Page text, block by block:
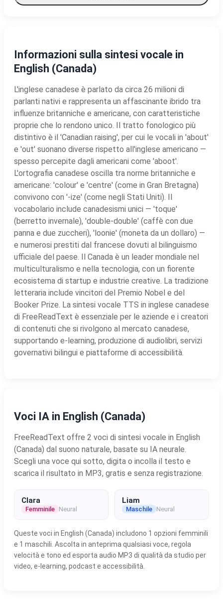
Informazioni sulla sintesi vocale in
English (Canada)
L'inglese canadese è parlato da circa 26 milioni di
parlanti nativi e rappresenta un affascinante ibrido tra
influenze britanniche e americane, con caratteristiche
proprie che lo rendono unico. Il tratto fonologico più
distintivo è il 'Canadian raising', per cui le vocali in 'about'
e 'out' suonano diverse rispetto all'inglese americano —
spesso percepite dagli americani come 'aboot'.
L'ortografia canadese oscilla tra norme britanniche e
americane: 'colour' e 'centre' (come in Gran Bretagna)
convivono con '-ize' (come negli Stati Uniti). Il
vocabolario include canadesismi unici — 'toque'
(berretto invernale), 'double-double' (caffè con due
panna e due zuccheri), 'loonie' (moneta da un dollaro) —
e numerosi prestiti dal francese dovuti al bilinguismo
ufficiale del paese. Il Canada è un leader mondiale nel
multiculturalismo e nella tecnologia, con un fiorente
ecosistema di startup e industrie creative. La tradizione
letteraria include vincitori del Premio Nobel e del
Booker Prize. La sintesi vocale TTS in inglese canadese
di FreeReadText è essenziale per le aziende e i creatori
di contenuti che si rivolgono al mercato canadese,
supportando e-learning, produzione di audiolibri, servizi
governativi bilingui e piattaforme di accessibilità.
Voci IA in English (Canada)
FreeReadText offre 2 voci di sintesi vocale in English
(Canada) dal suono naturale, basate su IA neurale.
Scegli una voce qui sotto, digita o incolla il testo e
scarica il risultato in MP3, gratis e senza registrazione.
Clara
Femminile Neural
Liam
Maschile Neural
Queste voci in English (Canada) includono 1 opzioni femminili
e 1 maschili. Ascolta in anteprima qualsiasi voce, regola
velocità e tono ed esporta audio MP3 di qualità da studio per
video, e-learning, podcast e accessibilità.